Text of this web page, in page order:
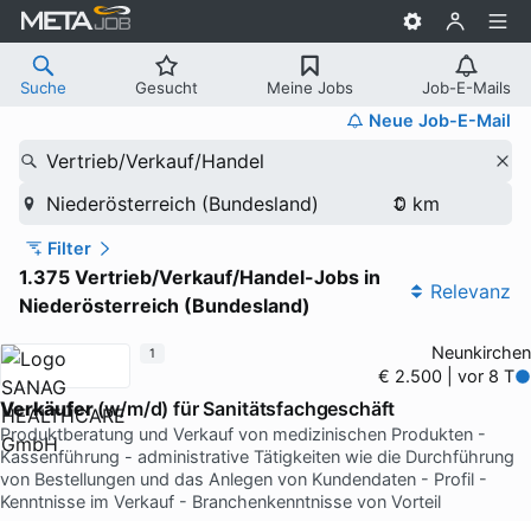
Suche Gesucht Meine Jobs Job-E-Mails
Neue Job-E-Mail
Vertrieb/Verkauf/Handel
Niederösterreich (Bundesland)
Filter
1.375 Vertrieb/Verkauf/Handel-Jobs in
Niederösterreich (Bundesland)
Relevanz
Neunkirchen
€ 2.500 | vor 8 T
Verkäufer(w/m/d) für Sanitätsfachgeschäft
Produktberatung und Verkauf von medizinischen Produkten -
Kassenführung - administrative Tätigkeiten wie die Durchführung
von Bestellungen und das Anlegen von Kundendaten - Profil -
Kenntnisse im Verkauf - Branchenkenntnisse von Vorteil
1